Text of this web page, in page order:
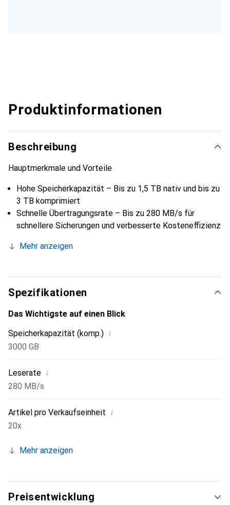
Produktinformationen
Beschreibung
Hauptmerkmale und Vorteile
Hohe Speicherkapazität – Bis zu 1,5 TB nativ und bis zu
3 TB komprimiert
Schnelle Übertragungsrate – Bis zu 280 MB/s für
schnellere Sicherungen und verbesserte Kosteneffizienz
Mehr anzeigen
Spezifikationen
Das Wichtigste auf einen Blick
Speicherkapazität (komp.) i
3000 GB
Leserate i
280 MB/s
Artikel pro Verkaufseinheit i
20x
Mehr anzeigen
Preisentwicklung